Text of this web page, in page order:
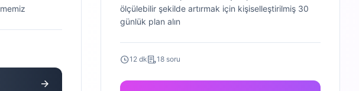
ölçülebilir şekilde artırmak için kişiselleştirilmiş 30
günlük plan alın
12 dk 18 soru